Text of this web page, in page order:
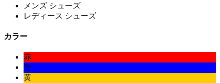
メンズ シューズ
レディース シューズ
カラー
赤
青
黄